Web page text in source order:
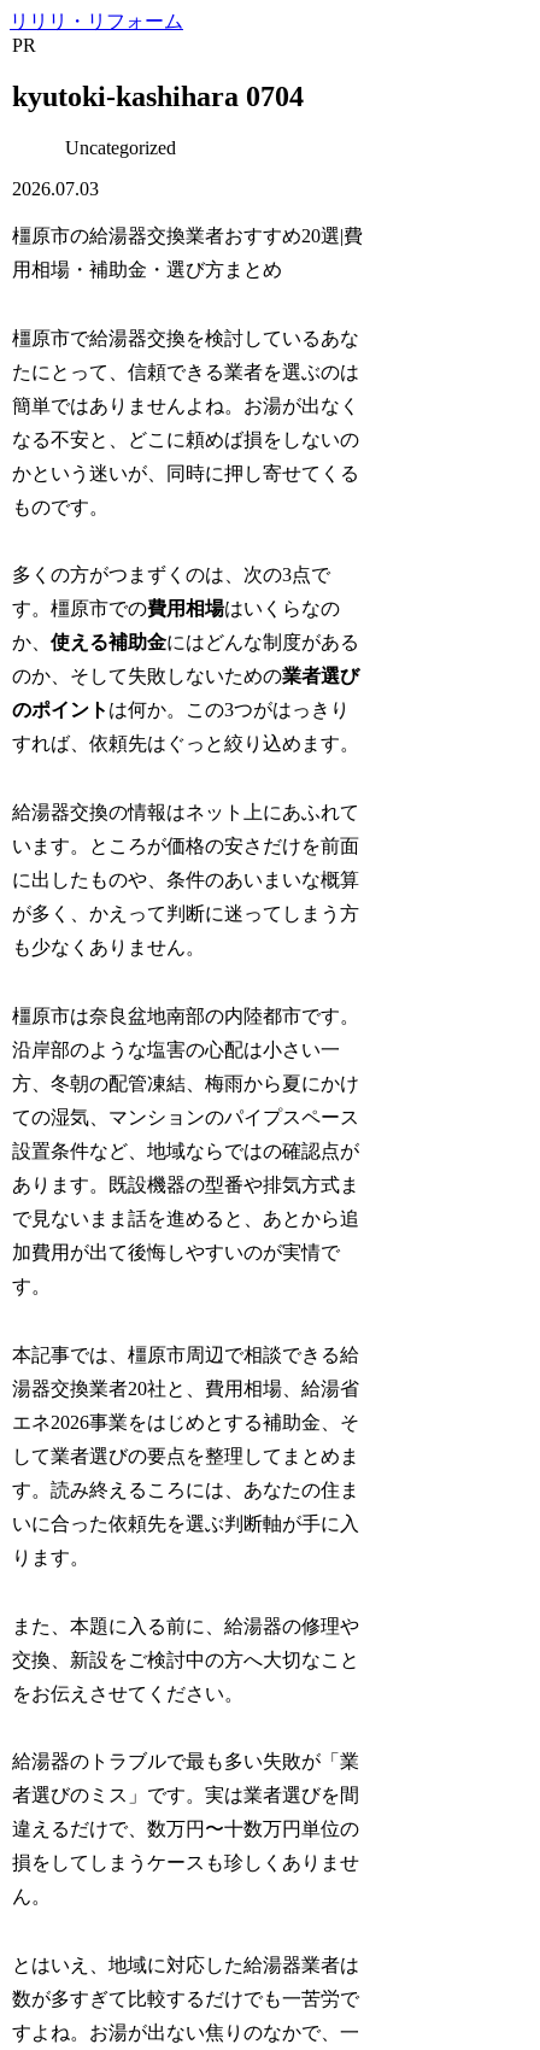
リリリ・リフォーム
PR
kyutoki-kashihara 0704
Uncategorized
2026.07.03
橿原市の給湯器交換業者おすすめ20選|費
用相場・補助金・選び方まとめ
橿原市で給湯器交換を検討しているあな
たにとって、信頼できる業者を選ぶのは
簡単ではありませんよね。お湯が出なく
なる不安と、どこに頼めば損をしないの
かという迷いが、同時に押し寄せてくる
ものです。
多くの方がつまずくのは、次の3点で
す。橿原市での費用相場はいくらなの
か、使える補助金にはどんな制度がある
のか、そして失敗しないための業者選び
のポイント は何か。この3つがはっきり
すれば、依頼先はぐっと絞り込めます。
給湯器交換の情報はネット上にあふれて
います。ところが価格の安さだけを前面
に出したものや、条件のあいまいな概算
が多く、かえって判断に迷ってしまう方
も少なくありません。
橿原市は奈良盆地南部の内陸都市です。
沿岸部のような塩害の心配は小さい一
方、冬朝の配管凍結、梅雨から夏にかけ
ての湿気、マンションのパイプスペース
設置条件など、地域ならではの確認点が
あります。既設機器の型番や排気方式ま
で見ないまま話を進めると、あとから追
加費用が出て後悔しやすいのが実情で
す。
本記事では、橿原市周辺で相談できる給
湯器交換業者20社と、費用相場、給湯省
エネ2026事業をはじめとする補助金、そ
して業者選びの要点を整理してまとめま
す。読み終えるころには、あなたの住ま
いに合った依頼先を選ぶ判断軸が手に入
ります。
また、本題に入る前に、給湯器の修理や
交換、新設をご検討中の方へ大切なこと
をお伝えさせてください。
給湯器のトラブルで最も多い失敗が「業
者選びのミス」です。実は業者選びを間
違えるだけで、数万円〜十数万円単位の
損をしてしまうケースも珍しくありませ
ん。
とはいえ、地域に対応した給湯器業者は
数が多すぎて比較するだけでも一苦労で
すよね。お湯が出ない焦りのなかで、一